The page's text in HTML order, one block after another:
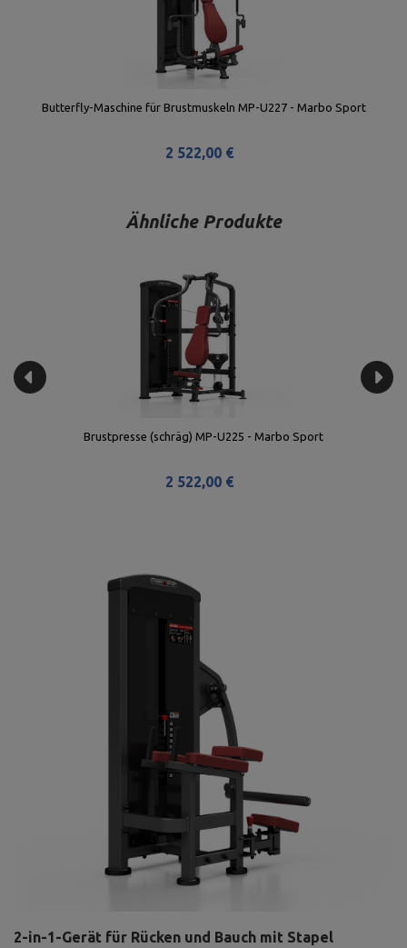
Butterfly-Maschine für Brustmuskeln MP-U227 - Marbo Sport
2 522,00 €
Ähnliche Produkte
Brustpresse (schräg) MP-U225 - Marbo Sport
2 522,00 €
2-in-1-Gerät für Rücken und Bauch mit Stapel